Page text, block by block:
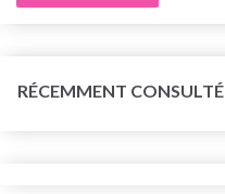
RÉCEMMENT CONSULTÉ